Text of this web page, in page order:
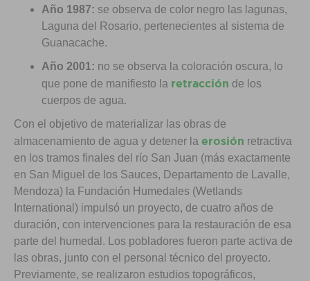
Año 1987: se observa de color negro las lagunas,
Laguna del Rosario, pertenecientes al sistema de
Guanacache.
Año 2001: no se observa la coloración oscura, lo
que pone de manifiesto la retracción de los
cuerpos de agua.
Con el objetivo de materializar las obras de
almacenamiento de agua y detener la erosión retractiva
en los tramos finales del río San Juan (más exactamente
en San Miguel de los Sauces, Departamento de Lavalle,
Mendoza) la Fundación Humedales (Wetlands
International) impulsó un proyecto, de cuatro años de
duración, con intervenciones para la restauración de esa
parte del humedal. Los pobladores fueron parte activa de
las obras, junto con el personal técnico del proyecto.
Previamente, se realizaron estudios topográficos,